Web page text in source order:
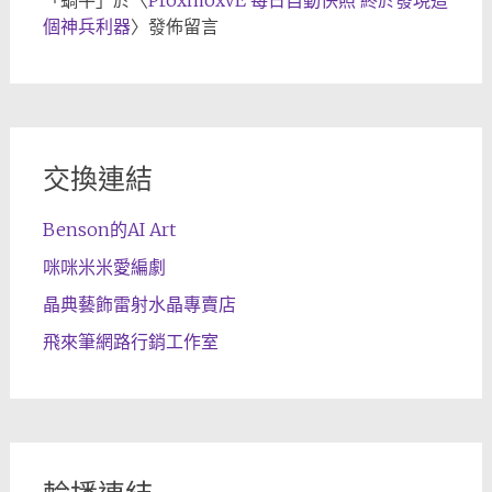
個神兵利器〉發佈留言
交換連結
Benson的AI Art
咪咪米米愛編劇
晶典藝飾雷射水晶專賣店
飛來筆網路行銷工作室